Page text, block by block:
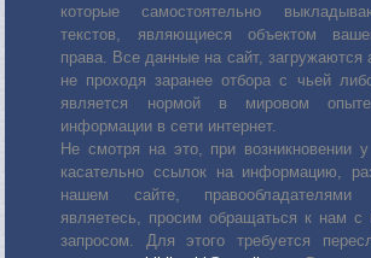
которые самостоятельно
текстов, являющиеся объектом
права. Все данные на сайт, загружаются
не проходя заранее отбора с чьей
является нормой в мировом
информации в сети интернет.
Не смотря на это, при возникновении
касательно ссылок на информацию,
нашем сайте,
являетесь, просим обращаться к нам с
запросом. Для этого требуется